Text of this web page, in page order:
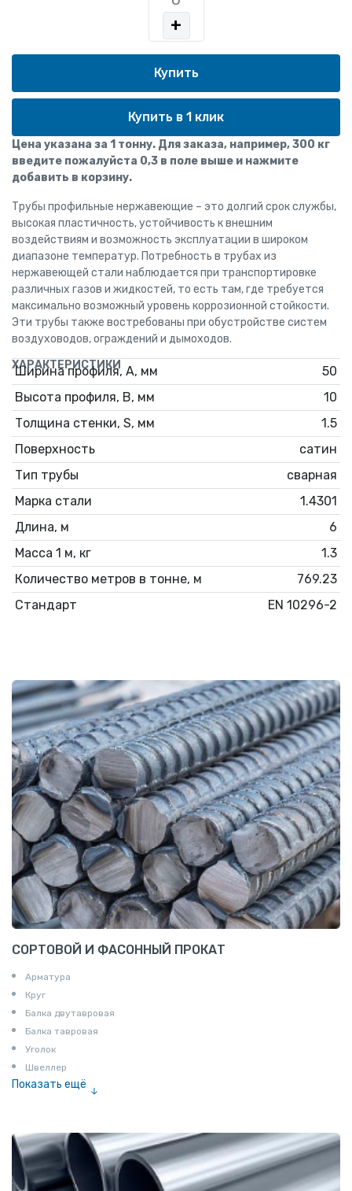
+
Купить в 1 клик
Цена указана за 1 тонну. Для заказа, например, 300 кг
введите пожалуйста 0,3 в поле выше и нажмите
добавить в корзину.
Трубы профильные нержавеющие – это долгий срок службы,
высокая пластичность, устойчивость к внешним
воздействиям и возможность эксплуатации в широком
диапазоне температур. Потребность в трубах из
нержавеющей стали наблюдается при транспортировке
различных газов и жидкостей, то есть там, где требуется
максимально возможный уровень коррозионной стойкости.
Эти трубы также востребованы при обустройстве систем
воздуховодов, ограждений и дымоходов.
ХАРАКТЕРИСТИКИ
Ширина профиля, А, мм
50
Высота профиля, В, мм
10
Толщина стенки, S, мм
1.5
Поверхность
сатин
Тип трубы
сварная
Марка стали
1.4301
Длина, м
6
Масса 1 м, кг
1.3
Количество метров в тонне, м
769.23
Стандарт
EN 10296-2
СОРТОВОЙ И ФАСОННЫЙ ПРОКАТ
Арматура
Круг
Балка двутавровая
Балка тавровая
Уголок
Швеллер
Показать ещё
Катанка
Шестигранник
Полособульб